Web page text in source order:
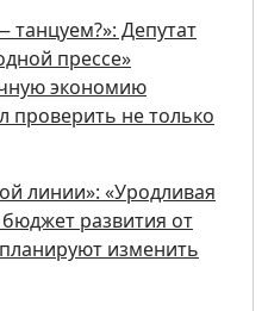
танцуем?»: Депутат
прессе»
экономию
проверить не только
линии»: «Уродливая
развития от
изменить